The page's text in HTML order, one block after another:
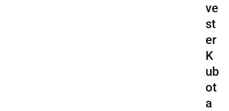
ve
st
er
K
ub
ot
a